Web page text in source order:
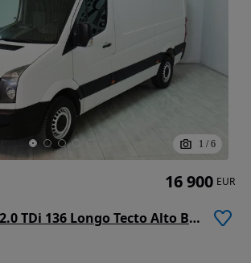
1 / 6
VW Crafter 35 2.0 TDi 136 Longo Tecto Alto BlueMotion
16 900 EUR